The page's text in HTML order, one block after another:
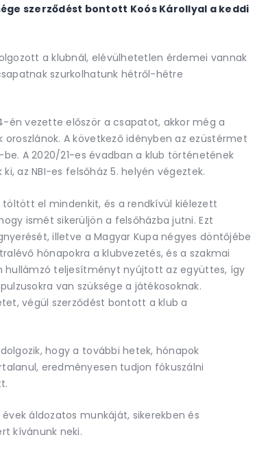
szerződést bontott Koós Károllyal a keddi
a klubnál, elévülhetetlen érdemei vannak
szurkolhatunk hétről-hétre
én vezette először a csapatot, akkor még a
A következő idényben az ezüstérmet
A 2020/21-es évadban a klub történetének
az NBI-es felsőház 5. helyén végeztek.
töltött el mindenkit, és a rendkívül kiélezett
ismét sikerüljön a felsőházba jutni. Ezt
illetve a Magyar Kupa négyes döntőjébe
hónapokra a klubvezetés, és a szakmai
hullámzó teljesítményt nyújtott az együttes, így
van szüksége a játékosoknak.
végül szerződést bontott a klub a
hogy a további hetek, hónapok
eredményesen tudjon fókuszálni
áldozatos munkáját, sikerekben és
kívánunk neki.